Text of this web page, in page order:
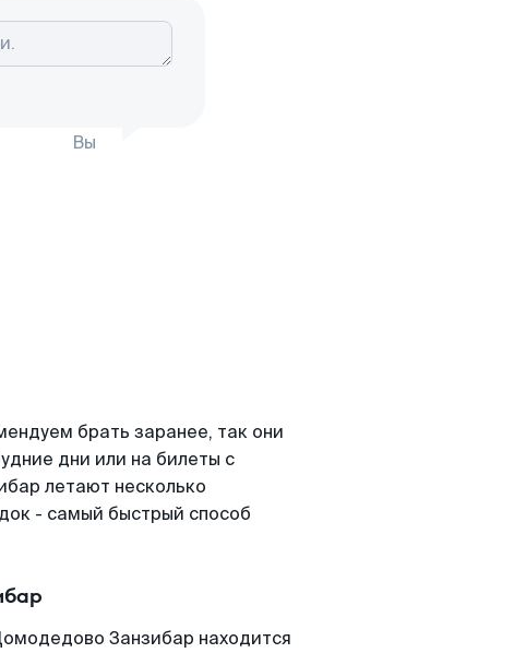
Вы
брать заранее, так они
дни или на билеты с
летают несколько
- самый быстрый способ
Занзибар находится